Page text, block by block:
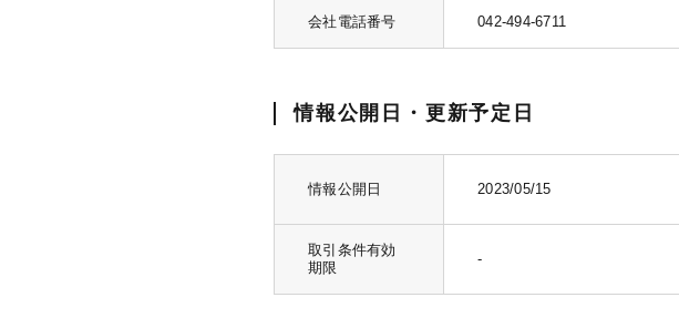
会社電話番号 042-494-6711
情報公開日・更新予定日
情報公開日 2023/05/15
取引条件有効
期限
-